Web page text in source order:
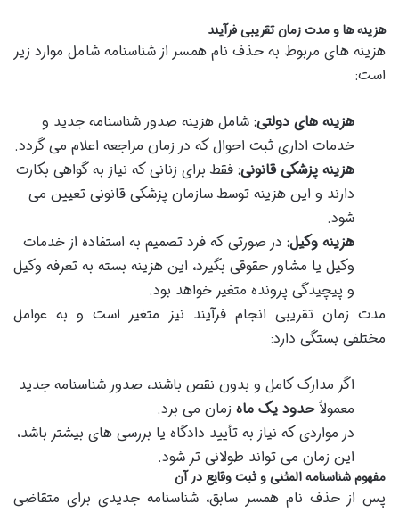
هزینه ها و مدت زمان تقریبی فرآیند
هزینه های مربوط به حذف نام همسر از شناسنامه شامل موارد زیر
است:
هزینه های دولتی: شامل هزینه صدور شناسنامه جدید و
خدمات اداری ثبت احوال که در زمان مراجعه اعلام می گردد.
هزینه پزشکی قانونی: فقط برای زنانی که نیاز به گواهی بکارت
دارند و این هزینه توسط سازمان پزشکی قانونی تعیین می
شود.
هزینه وکیل: در صورتی که فرد تصمیم به استفاده از خدمات
وکیل یا مشاور حقوقی بگیرد، این هزینه بسته به تعرفه وکیل
و پیچیدگی پرونده متغیر خواهد بود.
مدت زمان تقریبی انجام فرآیند نیز متغیر است و به عوامل
مختلفی بستگی دارد:
اگر مدارک کامل و بدون نقص باشند، صدور شناسنامه جدید
معمولاًحدود یک ماه زمان می برد.
در مواردی که نیاز به تأیید دادگاه یا بررسی های بیشتر باشد،
این زمان می تواند طولانی تر شود.
مفهوم شناسنامه المثنی و ثبت وقایع در آن
پس از حذف نام همسر سابق، شناسنامه جدیدی برای متقاضی